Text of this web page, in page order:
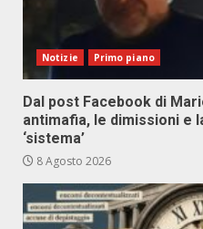
Notizie Primo piano
Dal post Facebook di
antimafia, le dimissioni e
‘sistema’
8 Agosto 2026